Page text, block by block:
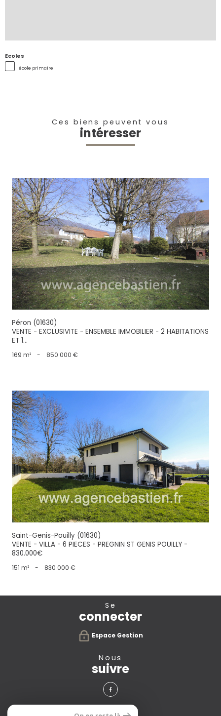
Ecoles
école primaire
Ces biens peuvent vous
intéresser
voir le bien
Péron (01630)
VENTE - EXCLUSIVITE - ENSEMBLE IMMOBILIER - 2 HABITATIONS
ET 1...
169 m² - 850 000 €
voir le bien
Saint-Genis-Pouilly (01630)
VENTE - VILLA - 6 PIECES - PREGNIN ST GENIS POUILLY -
830.000€
151 m² - 830 000 €
se
connecter
Espace Gestion
nous
suivre
avis